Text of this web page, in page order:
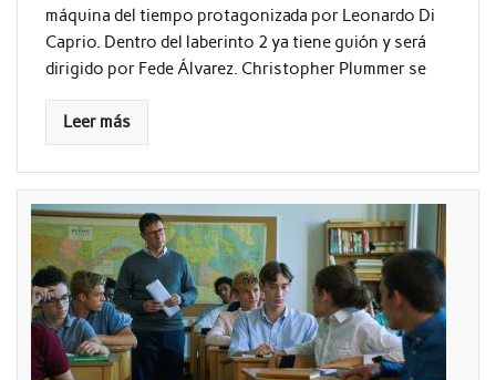
máquina del tiempo protagonizada por Leonardo Di
Caprio. Dentro del laberinto 2 ya tiene guión y será
dirigido por Fede Álvarez. Christopher Plummer se
Leer más